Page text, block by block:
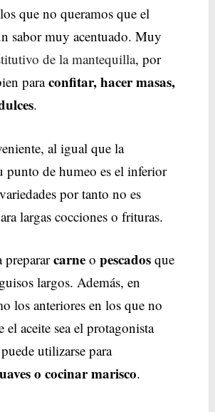
que no queramos que el
sabor muy acentuado. Muy
de la mantequilla, por
paraconfitar, hacer masas,
.
al igual que la
punto de humeo es el inferior
por tanto no es
largas cocciones o frituras.
carneo pescadosque
largos. Además, en
los anteriores en los que no
el aceite sea el protagonista
utilizarse para
o cocinar marisco.